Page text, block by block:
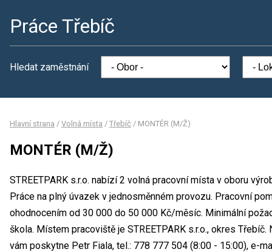
Práce Třebíč
Hledat zaměstnání
Hlavní strana / Volná místa / Třebíč / MONTÉR (M/Ž)
MONTÉR (M/Ž)
STREETPARK s.r.o. nabízí 2 volná pracovní místa v oboru
Práce na plný úvazek v jednosměnném provozu. Pracovní
ohodnocením od 30 000 do 50 000 Kč/měsíc. Minimální
škola. Místem pracoviště je STREETPARK s.r.o., okres
vám poskytne Petr Fiala, tel.: 778 777 504 (8:00 - 15:00), e-